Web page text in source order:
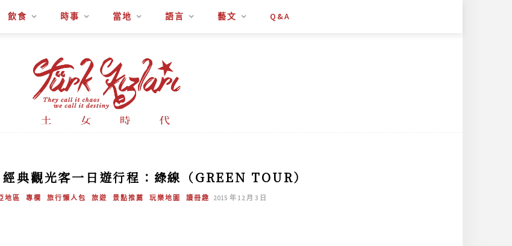
飲食 時事 當地 語言 藝文 Q&A
經典觀光客一日遊行程：綠線（GREEN TOUR）
地區 專欄 旅行懶人包 旅遊 景點推薦 玩樂地圖 讀冊趣 2015 年 12 月 3 日